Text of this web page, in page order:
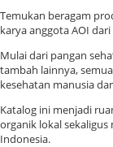
Temukan beragam
karya anggota AOI
Mulai dari pangan
tambah lainnya,
kesehatan manusia
Katalog ini menjadi
organik lokal
Indonesia.